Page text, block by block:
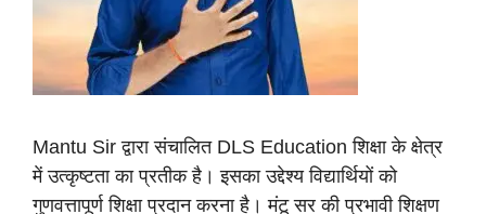
Mantu Sir द्वारा संचालित DLS Education शिक्षा के क्षेत्र
में उत्कृष्टता का प्रतीक है। इसका उद्देश्य विद्यार्थियों को
गुणवत्तापूर्ण शिक्षा प्रदान करना है। मंटू सर की प्रभावी शिक्षण